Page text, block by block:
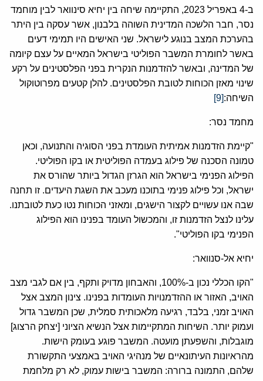
ב-4 באפריל 2023, התקיימה שיחה בין יחיא סינוואר לבין מוחמד
נסר, חבר הלשכה המדינית השוהה בלבנון, אשר עסקה בין היתר
בהערכת המצב בנוגע לישראל. שני האישים היו תמימי דעים
באשר לחומרת המשבר הפוליטי בישראל המאיים על עצם קיומה
של המדינה, ובאשר להזדמנות הנקרית בפני הפלסטינים על רקע
שינוי מאזן הכוחות לטובת הפלסטינים. להלן קטעים מפרוטוקול
השיחה:[9]
מחמד נסר:
"קיימת הזדמנות אמיתית העומדת בפני הסוגיה והתנועה, וכאן
טמונה הסכנה של פילוג בעמדה הפוליטית או בקו הפוליטי.
הפילוג הפנימי בישראל הוא הגרזן הגדול ביותר שהורס את
ישראל, וכל פילוג פנימי בתוכנו מעכב את השגת היעדים. זו תחנה
שבה אנו עשויים לקצור הישגים, ומאזני הכוחות נטו כעת לטובתנו.
עלינו לנצל הזדמנות זו, והמכשול העומד בפנינו הוא הפילוג
הפנימי בקו הפוליטי".
יחיא אל-סנוואר:
"הקו הכללי נכון ב-100%, והאבחון מדויק ותקף, בין אם לגבי מצב
האויב, האזור או ההזדמנויות העומדות בפנינו. צינון המצב אצל
האויב זמני, בלבד, רגיעה מלאכותית סמלית, שכן המשבר גדול
ועמוק יותר. השיחות המתקיימות אצל הנשיא הציוני [יצחק הרצוג]
מוגבלות, והשפעתן מועטה. המשבר פוגע בעומק הישות.
מהראיונות העיתונאיים של מנהיגי האויב באמצעי התקשורת
שלהם, התמונה ברורה: המשבר בישות עמוק, לא רק מלחמת